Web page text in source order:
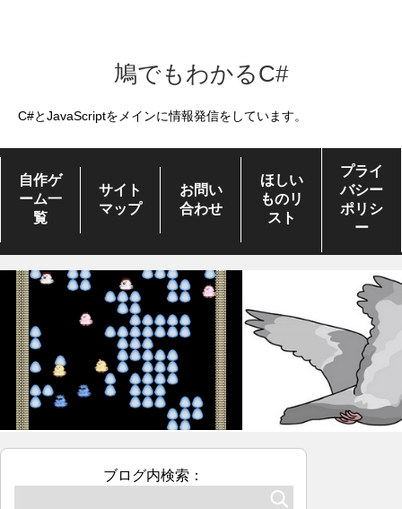
鳩でもわかるC#
C#とJavaScriptをメインに情報発信をしています。
自作ゲ
ーム一
覧
サイト
マップ
お問い
合わせ
ほしい
ものリ
スト
プライ
バシー
ポリシ
ー
ブログ内検索：